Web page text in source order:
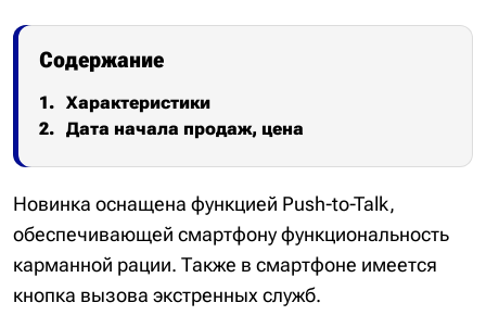
Содержание
Характеристики
Дата начала продаж, цена
Новинка оснащена функцией Push-to-Talk,
обеспечивающей смартфону функциональность
карманной рации. Также в смартфоне имеется
кнопка вызова экстренных служб.